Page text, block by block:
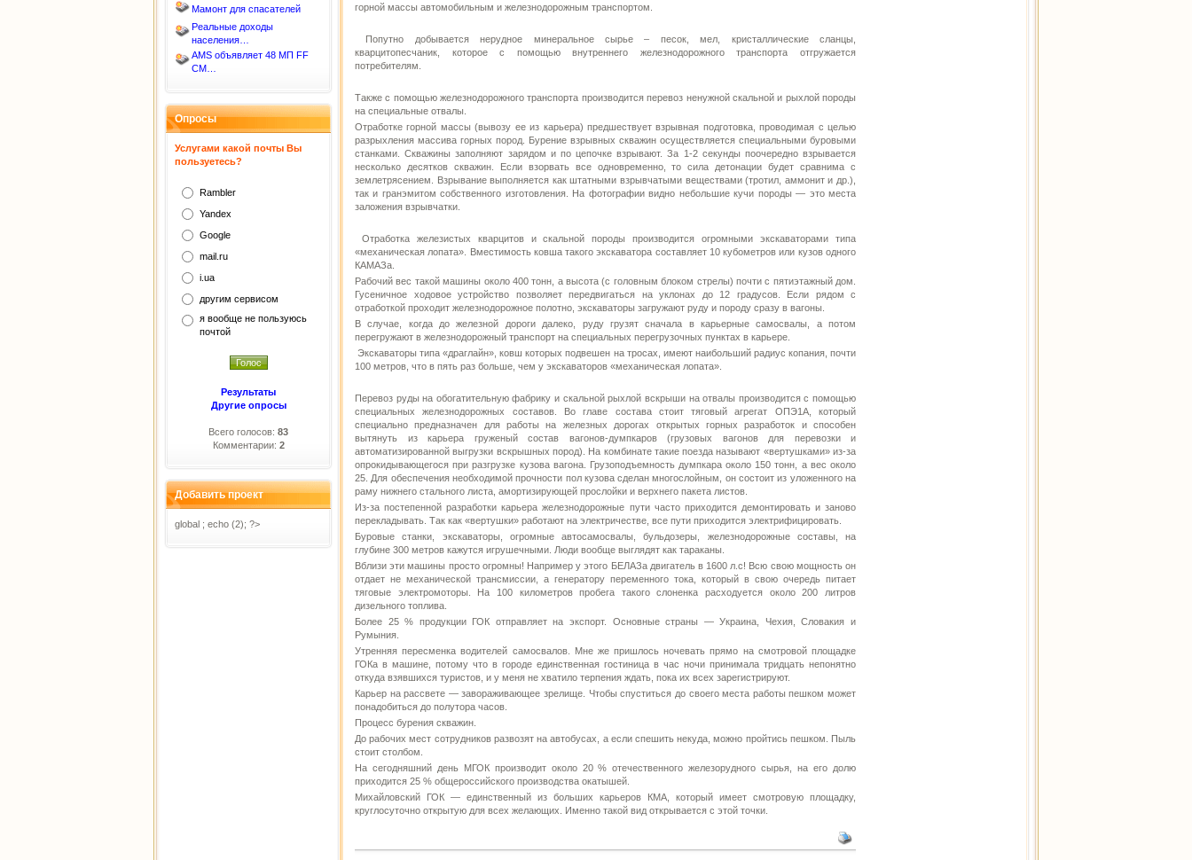
Мамонт для спасателей
Реальные доходы
населения…
AMS объявляет 48 МП FF
CM…
Опросы
Услугами какой почты Вы
пользуетесь?
Rambler
Yandex
Google
mail.ru
i.ua
другим сервисом
я вообще не пользуюсь
почтой
Результаты
Другие опросы
Всего голосов: 83
Комментарии: 2
Добавить проект
global ; echo (2); ?>
горной массы автомобильным и железнодорожным транспортом.
Попутно добывается нерудное минеральное сырье – песок, мел, кристаллические сланцы,
кварцитопесчаник, которое с помощью внутреннего железнодорожного транспорта отгружается
потребителям.
Также с помощью железнодорожного транспорта производится перевоз ненужной скальной и рыхлой породы
на специальные отвалы.
Отработке горной массы (вывозу ее из карьера) предшествует взрывная подготовка, проводимая с целью
разрыхления массива горных пород. Бурение взрывных скважин осуществляется специальными буровыми
станками. Скважины заполняют зарядом и по цепочке взрывают. За 1-2 секунды поочередно взрывается
несколько десятков скважин. Если взорвать все одновременно, то сила детонации будет сравнима с
землетрясением. Взрывание выполняется как штатными взрывчатыми веществами (тротил, аммонит и др.),
так и гранэмитом собственного изготовления. На фотографии видно небольшие кучи породы — это места
заложения взрывчатки.
Отработка железистых кварцитов и скальной породы производится огромными экскаваторами типа
«механическая лопата». Вместимость ковша такого экскаватора составляет 10 кубометров или кузов одного
КАМАЗа.
Рабочий вес такой машины около 400 тонн, а высота (с головным блоком стрелы) почти с пятиэтажный дом.
Гусеничное ходовое устройство позволяет передвигаться на уклонах до 12 градусов. Если рядом с
отработкой проходит железнодорожное полотно, экскаваторы загружают руду и породу сразу в вагоны.
В случае, когда до железной дороги далеко, руду грузят сначала в карьерные самосвалы, а потом
перегружают в железнодорожный транспорт на специальных перегрузочных пунктах в карьере.
Экскаваторы типа «драглайн», ковш которых подвешен на тросах, имеют наибольший радиус копания, почти
100 метров, что в пять раз больше, чем у экскаваторов «механическая лопата».
Перевоз руды на обогатительную фабрику и скальной рыхлой вскрыши на отвалы производится с помощью
специальных железнодорожных составов. Во главе состава стоит тяговый агрегат ОПЭ1А, который
специально предназначен для работы на железных дорогах открытых горных разработок и способен
вытянуть из карьера груженый состав вагонов-думпкаров (грузовых вагонов для перевозки и
автоматизированной выгрузки вскрышных пород). На комбинате такие поезда называют «вертушками» из-за
опрокидывающегося при разгрузке кузова вагона. Грузоподъемность думпкара около 150 тонн, а вес около
25. Для обеспечения необходимой прочности пол кузова сделан многослойным, он состоит из уложенного на
раму нижнего стального листа, амортизирующей прослойки и верхнего пакета листов.
Из-за постепенной разработки карьера железнодорожные пути часто приходится демонтировать и заново
перекладывать. Так как «вертушки» работают на электричестве, все пути приходится электрифицировать.
Буровые станки, экскаваторы, огромные автосамосвалы, бульдозеры, железнодорожные составы, на
глубине 300 метров кажутся игрушечными. Люди вообще выглядят как тараканы.
Вблизи эти машины просто огромны! Например у этого БЕЛАЗа двигатель в 1600 л.с! Всю свою мощность он
отдает не механической трансмиссии, а генератору переменного тока, который в свою очередь питает
тяговые электромоторы. На 100 километров пробега такого слоненка расходуется около 200 литров
дизельного топлива.
Более 25 % продукции ГОК отправляет на экспорт. Основные страны — Украина, Чехия, Словакия и
Румыния.
Утренняя пересменка водителей самосвалов. Мне же пришлось ночевать прямо на смотровой площадке
ГОКа в машине, потому что в городе единственная гостиница в час ночи принимала тридцать непонятно
откуда взявшихся туристов, и у меня не хватило терпения ждать, пока их всех зарегистрируют.
Карьер на рассвете — завораживающее зрелище. Чтобы спуститься до своего места работы пешком может
понадобиться до полутора часов.
Процесс бурения скважин.
До рабочих мест сотрудников развозят на автобусах, а если спешить некуда, можно пройтись пешком. Пыль
стоит столбом.
На сегодняшний день МГОК производит около 20 % отечественного железорудного сырья, на его долю
приходится 25 % общероссийского производства окатышей.
Михайловский ГОК — единственный из больших карьеров КМА, который имеет смотровую площадку,
круглосуточно открытую для всех желающих. Именно такой вид открывается с этой точки.